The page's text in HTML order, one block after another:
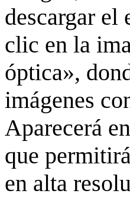
descargar el
clic en la
óptica»,
imágenes
Aparecerá
que
en alta